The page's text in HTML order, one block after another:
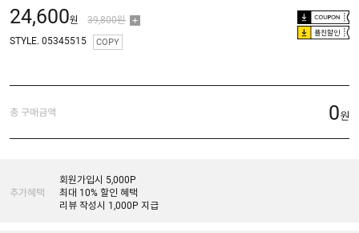
24,600원 39,800원
플친할인
STYLE. 05345515 COPY
총 구매금액 0원
추가혜택
회원가입시 5,000P
최대 10% 할인 혜택
리뷰 작성시 1,000P 지급